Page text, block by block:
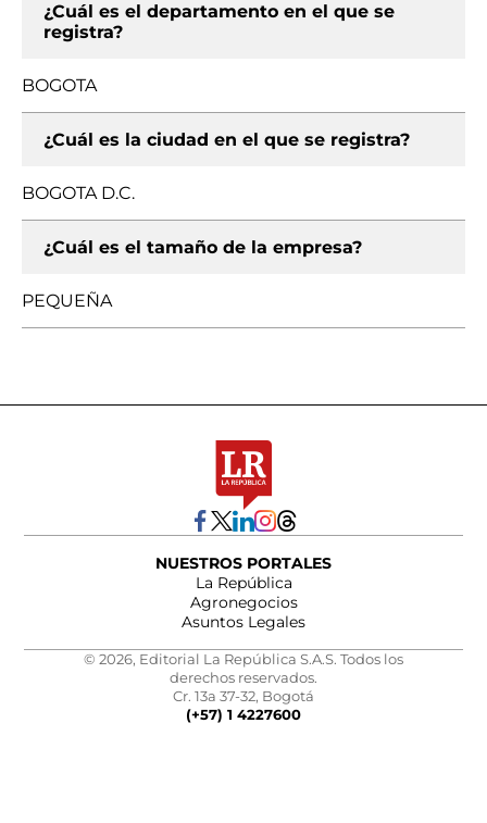
¿Cuál es el departamento en el que se
registra?
BOGOTA
¿Cuál es la ciudad en el que se registra?
BOGOTA D.C.
¿Cuál es el tamaño de la empresa?
PEQUEÑA
NUESTROS PORTALES
La República
Agronegocios
Asuntos Legales
© 2026, Editorial La República S.A.S. Todos los
derechos reservados.
Cr. 13a 37-32, Bogotá
(+57) 1 4227600